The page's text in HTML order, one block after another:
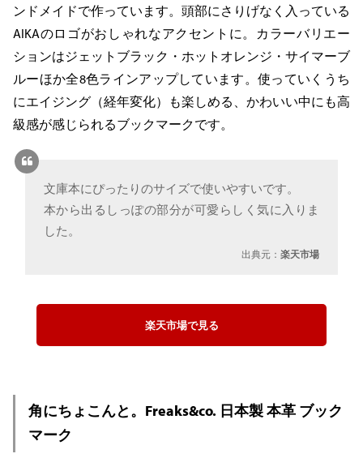
ンドメイドで作っています。頭部にさりげなく入っている
AIKAのロゴがおしゃれなアクセントに。カラーバリエー
ションはジェットブラック・ホットオレンジ・サイマーブ
ルーほか全8色ラインアップしています。使っていくうち
にエイジング（経年変化）も楽しめる、かわいい中にも高
級感が感じられるブックマークです。
文庫本にぴったりのサイズで使いやすいです。
本から出るしっぽの部分が可愛らしく気に入りま
した。
出典元：楽天市場
楽天市場で見る
角にちょこんと。Freaks&co. 日本製 本革 ブック
マーク